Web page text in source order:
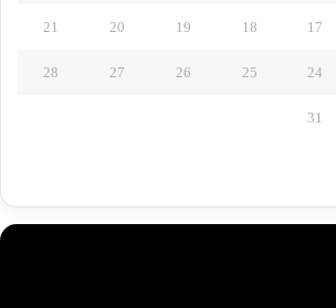
17
18
19
20
21
24
25
26
27
28
31